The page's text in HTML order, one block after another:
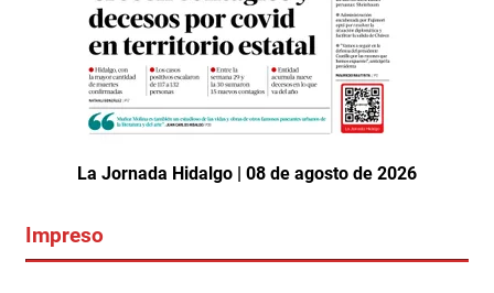
La Jornada Hidalgo | 08 de agosto de 2026
Impreso